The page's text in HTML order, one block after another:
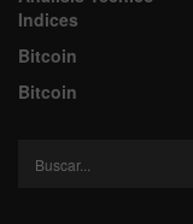
Indices
Bitcoin
Bitcoin